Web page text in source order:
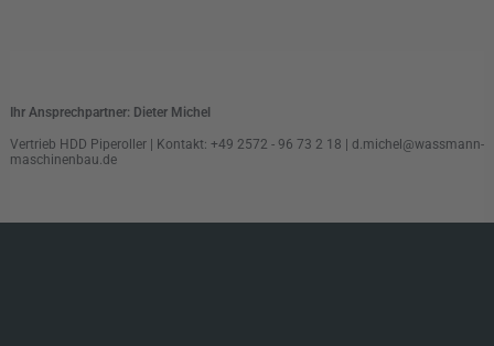
Ihr Ansprechpartner: Dieter Michel
Vertrieb HDD Piperoller | Kontakt: +49 2572 - 96 73 2 18 | d.michel@wassmann-
maschinenbau.de